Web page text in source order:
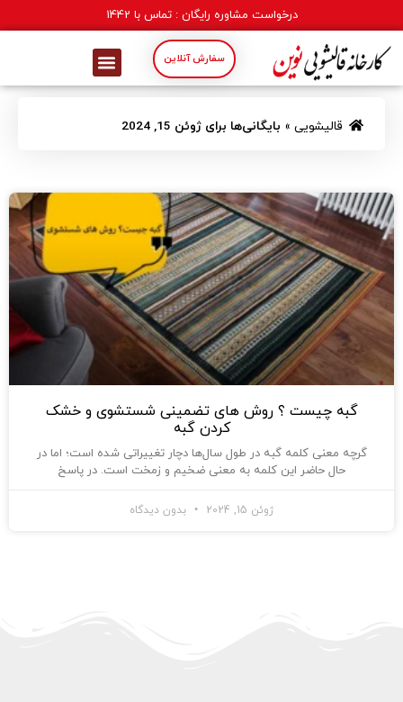
درخواست مشاوره رایگان : تماس با 1442
سفارش آنلاین
قالیشویی » بایگانی‌ها برای ژوئن 15, 2024
گبه چیست ؟ روش های تضمینی شستشوی و خشک
کردن گبه
گرچه معنی کلمه گبه در طول سال‌ها دچار تغییراتی شده است؛ اما در
حال حاضر این کلمه به معنی ضخیم و زمخت است. در پاسخ
ژوئن 15, 2024 بدون دیدگاه